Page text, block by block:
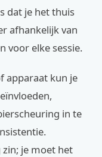
dat je het thuis
afhankelijk van
voor elke sessie.
apparaat kun je
in te
zin; je moet het